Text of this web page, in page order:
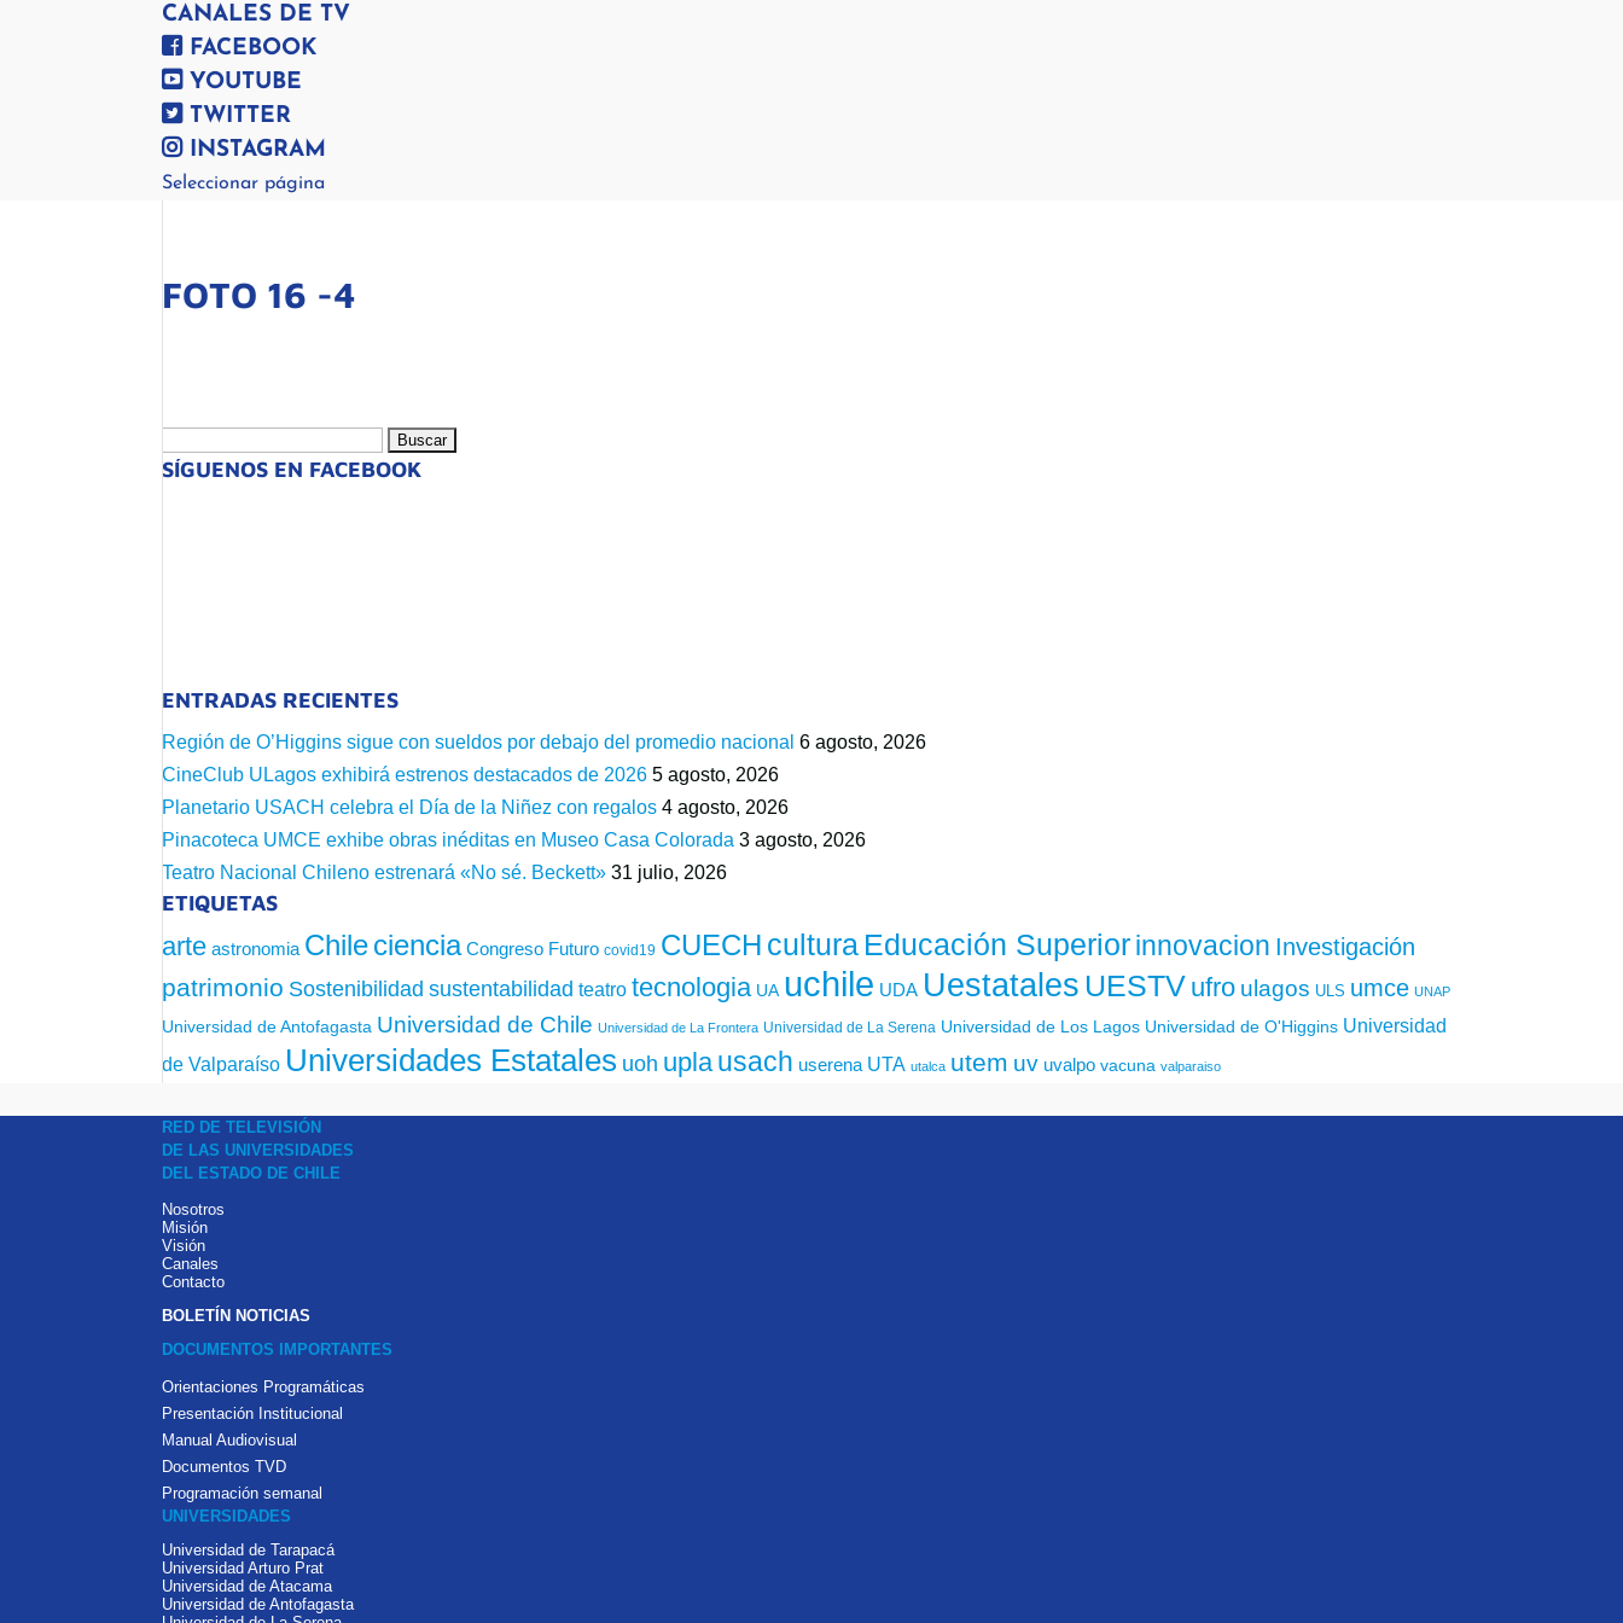
CANALES DE TV
FACEBOOK
YOUTUBE
TWITTER
INSTAGRAM
Seleccionar página
FOTO 16 -4
SÍGUENOS EN FACEBOOK
ENTRADAS RECIENTES
Región de O’Higgins sigue con sueldos por debajo del promedio nacional 6 agosto, 2026
CineClub ULagos exhibirá estrenos destacados de 2026 5 agosto, 2026
Planetario USACH celebra el Día de la Niñez con regalos 4 agosto, 2026
Pinacoteca UMCE exhibe obras inéditas en Museo Casa Colorada 3 agosto, 2026
Teatro Nacional Chileno estrenará «No sé. Beckett» 31 julio, 2026
ETIQUETAS
arte astronomia Chileciencia Congreso Futuro covid19 CUECH cultura Educación Superiorinnovacion Investigación
patrimonio Sostenibilidad sustentabilidad teatro tecnologia UA uchile UDA Uestatales UESTV ufro ulagos ULS umce UNAP
Universidad de Antofagasta Universidad de Chile Universidad de La Frontera Universidad de La Serena Universidad de Los Lagos Universidad de O'Higgins Universidad
de Valparaíso Universidades Estatales uoh uplausach userena UTA utalca utem uv uvalpo vacuna valparaiso
RED DE TELEVISIÓN
DE LAS UNIVERSIDADES
DEL ESTADO DE CHILE
Nosotros
Misión
Visión
Canales
Contacto
BOLETÍN NOTICIAS
DOCUMENTOS IMPORTANTES
Orientaciones Programáticas
Presentación Institucional
Manual Audiovisual
Documentos TVD
Programación semanal
UNIVERSIDADES
Universidad de Tarapacá
Universidad Arturo Prat
Universidad de Atacama
Universidad de Antofagasta